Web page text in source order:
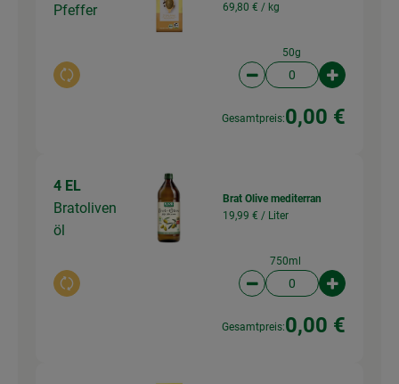
Pfeffer
Auswahl ändern
69,80 € / kg
50g
Artikelanzahl
Gesamtpreis:0,00 €
4 EL
Bratoliven
öl
Auswahl ändern
Brat Olive mediterran
19,99 € / Liter
750ml
Artikelanzahl
Gesamtpreis:0,00 €